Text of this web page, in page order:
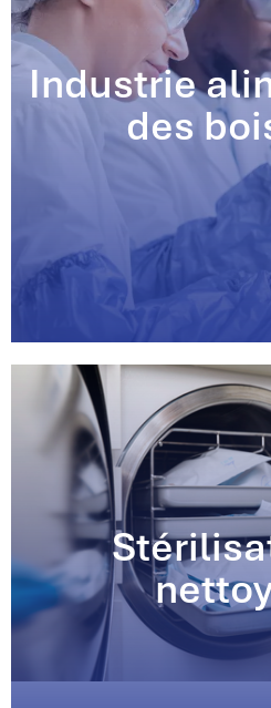
Industrie
des